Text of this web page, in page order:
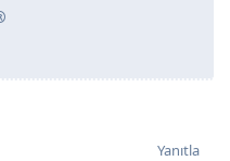
Yanıtla